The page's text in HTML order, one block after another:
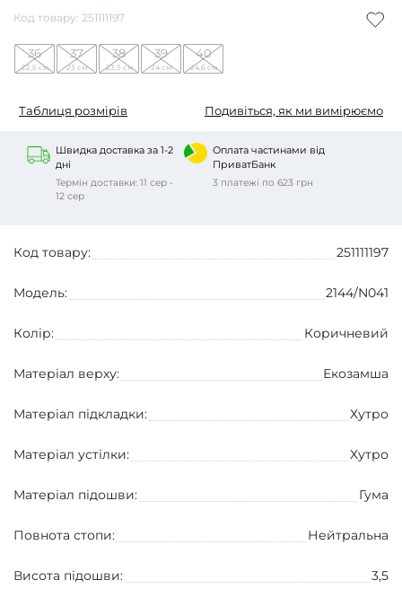
Код товару: 251111197
36
22,5 см
37
23 см
38
23,5 см
39
24 см
40
24,6 см
Таблиця розмірів Подивіться, як ми вимірюємо
Швидка доставка за 1-2
дні
Термін доставки: 11 сер -
12 сер
Оплата частинами від
ПриватБанк
3 платежі по 623 грн
Код товару: 251111197
Модель: 2144/N041
Колір: Коричневий
Матеріал верху: Екозамша
Матеріал підкладки: Хутро
Матеріал устілки: Хутро
Матеріал підошви: Гума
Повнота стопи: Нейтральна
Висота підошви: 3,5